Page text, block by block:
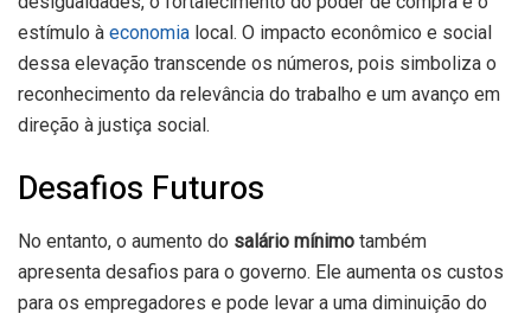
estímulo à economia local. O impacto econômico e social
dessa elevação transcende os números, pois simboliza o
reconhecimento da relevância do trabalho e um avanço em
direção à justiça social.
Desafios Futuros
No entanto, o aumento do salário mínimo também
apresenta desafios para o governo. Ele aumenta os custos
para os empregadores e pode levar a uma diminuição do